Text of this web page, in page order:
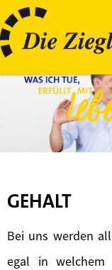
GEHALT
Bei uns werden
egal in welchem